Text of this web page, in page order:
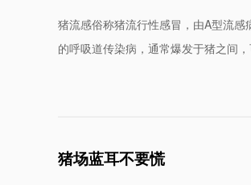
猪流感俗称猪流行性感冒，由A型流
的呼吸道传染病，通常爆发于猪之间
猪场蓝耳不要慌